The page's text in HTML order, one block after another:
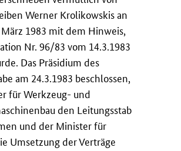
Werner Krolikowskis an
1983 mit dem Hinweis,
Nr. 96/83 vom 14.3.1983
Das Präsidium des
am 24.3.1983 beschlossen,
für Werkzeug- und
den Leitungsstab
und der Minister für
Umsetzung der Verträge